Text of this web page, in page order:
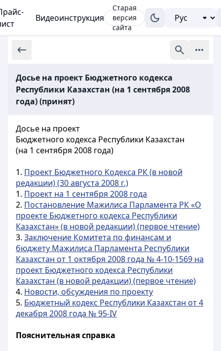
Видеоинструкция
Старая
версия
сайта
Досье на проект Бюджетного кодекса
Республики Казахстан (на 1 сентября 2008
года) (принят)
Досье на проект
Бюджетного кодекса Республики Казахстан
(на 1 сентября 2008 года)
1. Проект Бюджетного Кодекса РК (в новой
редакции) (30 августа 2008 г.)
1. Проект на 1 сентября 2008 года
2. Постановление Мажилиса Парламента РК «О
проекте Бюджетного кодекса Республики
Казахстан» (в новой редакции) (первое чтение)
3. Заключение Комитета по финансам и
бюджету Мажилиса Парламента Республики
Казахстан от 1 октября 2008 года № 4-10-1569 на
проект Бюджетного кодекса Республики
Казахстан (в новой редакции) (первое чтение)
4. Новости, обсуждения по проекту
5. Бюджетный кодекс Республики Казахстан от 4
декабря 2008 года № 95-IV
Пояснительная справка